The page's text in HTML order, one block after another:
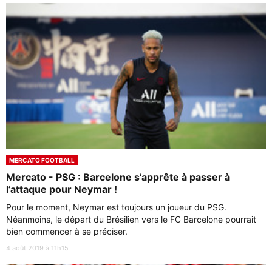
MERCATO FOOTBALL
Mercato - PSG : Barcelone s’apprête à passer à
l’attaque pour Neymar !
Pour le moment, Neymar est toujours un joueur du PSG.
Néanmoins, le départ du Brésilien vers le FC Barcelone pourrait
bien commencer à se préciser.
4 août 2019 à 11h15